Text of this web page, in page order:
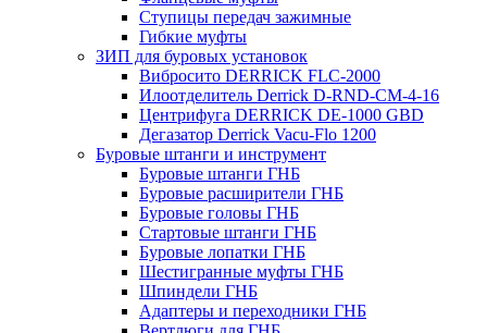
Ступицы передач зажимные
Гибкие муфты
ЗИП для буровых установок
Вибросито DERRICK FLC-2000
Илоотделитель Derrick D-RND-CM-4-16
Центрифуга DERRICK DE-1000 GBD
Дегазатор Derrick Vacu-Flo 1200
Буровые штанги и инструмент
Буровые штанги ГНБ
Буровые расширители ГНБ
Буровые головы ГНБ
Стартовые штанги ГНБ
Буровые лопатки ГНБ
Шестигранные муфты ГНБ
Шпиндели ГНБ
Адаптеры и переходники ГНБ